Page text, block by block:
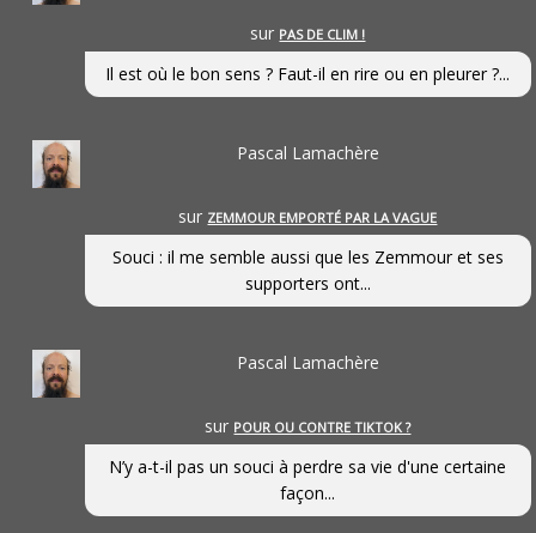
sur PAS DE CLIM !
Il est où le bon sens ? Faut-il en rire ou en pleurer ?...
Pascal Lamachère
sur ZEMMOUR EMPORTÉ PAR LA VAGUE
Souci : il me semble aussi que les Zemmour et ses
supporters ont...
Pascal Lamachère
sur POUR OU CONTRE TIKTOK ?
N’y a-t-il pas un souci à perdre sa vie d'une certaine
façon...